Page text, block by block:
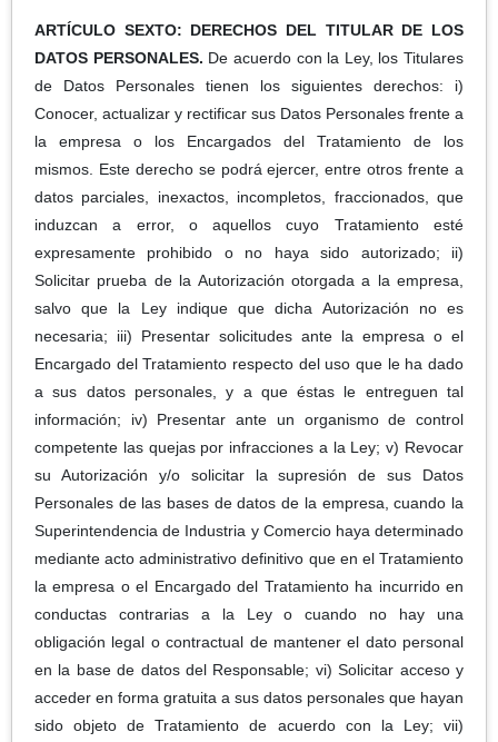
ARTÍCULO SEXTO: DERECHOS DEL TITULAR DE LOS
DATOS PERSONALES. De acuerdo con la Ley, los Titulares
de Datos Personales tienen los siguientes derechos: i)
Conocer, actualizar y rectificar sus Datos Personales frente a
la empresa o los Encargados del Tratamiento de los
mismos. Este derecho se podrá ejercer, entre otros frente a
datos parciales, inexactos, incompletos, fraccionados, que
induzcan a error, o aquellos cuyo Tratamiento esté
expresamente prohibido o no haya sido autorizado; ii)
Solicitar prueba de la Autorización otorgada a la empresa,
salvo que la Ley indique que dicha Autorización no es
necesaria; iii) Presentar solicitudes ante la empresa o el
Encargado del Tratamiento respecto del uso que le ha dado
a sus datos personales, y a que éstas le entreguen tal
información; iv) Presentar ante un organismo de control
competente las quejas por infracciones a la Ley; v) Revocar
su Autorización y/o solicitar la supresión de sus Datos
Personales de las bases de datos de la empresa, cuando la
Superintendencia de Industria y Comercio haya determinado
mediante acto administrativo definitivo que en el Tratamiento
la empresa o el Encargado del Tratamiento ha incurrido en
conductas contrarias a la Ley o cuando no hay una
obligación legal o contractual de mantener el dato personal
en la base de datos del Responsable; vi) Solicitar acceso y
acceder en forma gratuita a sus datos personales que hayan
sido objeto de Tratamiento de acuerdo con la Ley; vii)